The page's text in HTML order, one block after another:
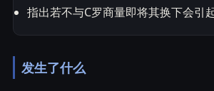
指出若不与C罗商量即将其换下会引
发生了什么